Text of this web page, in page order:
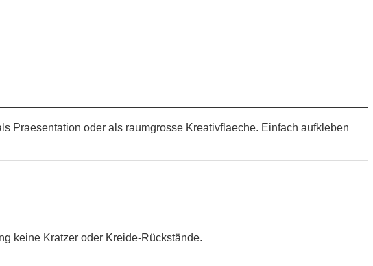
Praesentation oder als raumgrosse Kreativflaeche. Einfach aufkleben
keine Kratzer oder Kreide-Rückstände.